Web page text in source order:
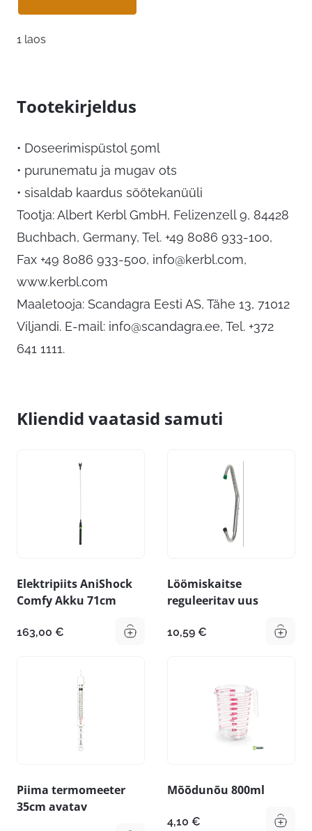
1 laos
Tootekirjeldus
• Doseerimispüstol 50ml
• purunematu ja mugav ots
• sisaldab kaardus söötekanüüli
Tootja: Albert Kerbl GmbH, Felizenzell 9, 84428
Buchbach, Germany, Tel. +49 8086 933-100,
Fax +49 8086 933-500, info@kerbl.com,
www.kerbl.com
Maaletooja: Scandagra Eesti AS, Tähe 13, 71012
Viljandi. E-mail: info@scandagra.ee, Tel. +372
641 1111.
Kliendid vaatasid samuti
Elektripiits AniShock
Comfy Akku 71cm
163,00 €
Löömiskaitse
reguleeritav uus
10,59 €
Piima termomeeter
35cm avatav
Mõõdunõu 800ml
4,10 €